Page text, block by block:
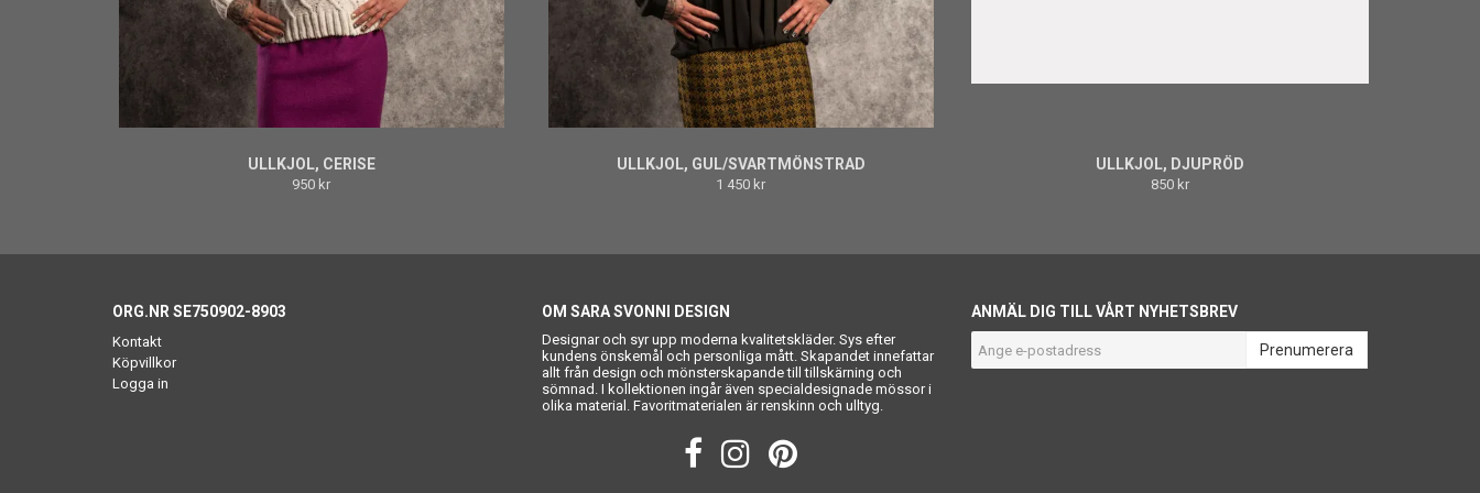
ULLKJOL, CERISE
950 kr
ULLKJOL, GUL/SVARTMÖNSTRAD
1 450 kr
ULLKJOL, DJUPRÖD
850 kr
ORG.NR SE750902-8903
Kontakt
Köpvillkor
Logga in
OM SARA SVONNI DESIGN
Designar och syr upp moderna kvalitetskläder. Sys efter
kundens önskemål och personliga mått. Skapandet innefattar
allt från design och mönsterskapande till tillskärning och
sömnad. I kollektionen ingår även specialdesignade mössor i
olika material. Favoritmaterialen är renskinn och ulltyg.
ANMÄL DIG TILL VÅRT NYHETSBREV
Prenumerera